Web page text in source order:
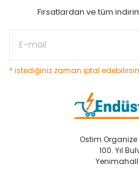
Fırsatlardan ve tüm
* istediğiniz zaman iptal
Ostim
100. Yıl